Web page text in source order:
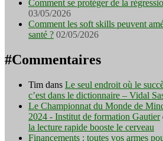
Comment se protéger de la
03/05/2026
Comment les soft skills peuvent
santé ? 02/05/2026
#Commentaires
Tim dans Le seul endroit où le
c’est dans le dictionnaire – Vidal
Le Championnat du Monde de
2024 - Institut de formation Gautier
la lecture rapide booste le cerveau
Financements : toutes vos armes